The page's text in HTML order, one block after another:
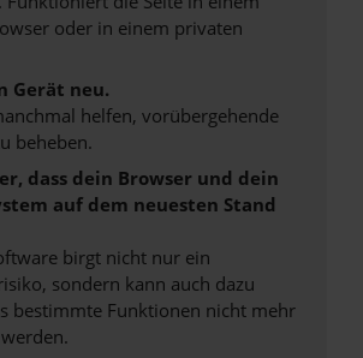
oder in einem privaten
Gerät neu.
helfen, vorübergehende
beheben.
dass dein Browser und dein
auf dem neuesten Stand
birgt nicht nur ein
sondern kann auch dazu
bestimmte Funktionen nicht mehr